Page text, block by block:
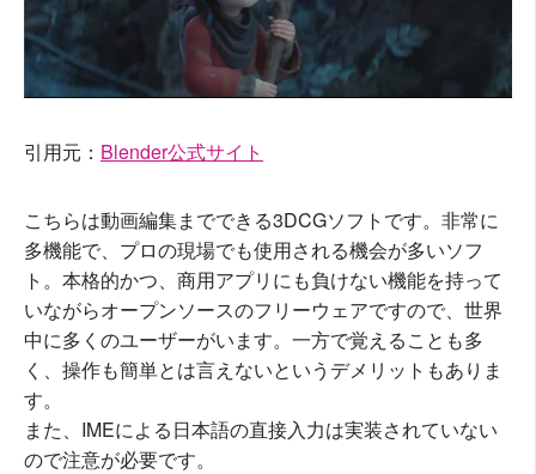
引用元： Blender公式サイト
こちらは動画編集までできる3DCGソフトです。非常に
多機能で、プロの現場でも使用される機会が多いソフ
ト。本格的かつ、商用アプリにも負けない機能を持って
いながらオープンソースのフリーウェアですので、世界
中に多くのユーザーがいます。一方で覚えることも多
く、操作も簡単とは言えないというデメリットもありま
す。
また、IMEによる日本語の直接入力は実装されていない
ので注意が必要です。